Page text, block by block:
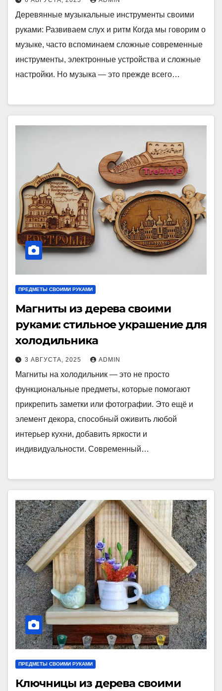
Деревянные музыкальные инструменты своими
руками: Развиваем слух и ритм Когда мы говорим о
музыке, часто вспоминаем сложные современные
инструменты, электронные устройства и сложные
настройки. Но музыка — это прежде всего…
ПРЕДМЕТЫ СВОИМИ РУКАМИ
Магниты из дерева своими
руками: стильное украшение для
холодильника
3 АВГУСТА, 2025 ADMIN
Магниты на холодильник — это не просто
функциональные предметы, которые помогают
прикрепить заметки или фотографии. Это ещё и
элемент декора, способный оживить любой
интерьер кухни, добавить яркости и
индивидуальности. Современный…
ПРЕДМЕТЫ СВОИМИ РУКАМИ
Ключницы из дерева своими